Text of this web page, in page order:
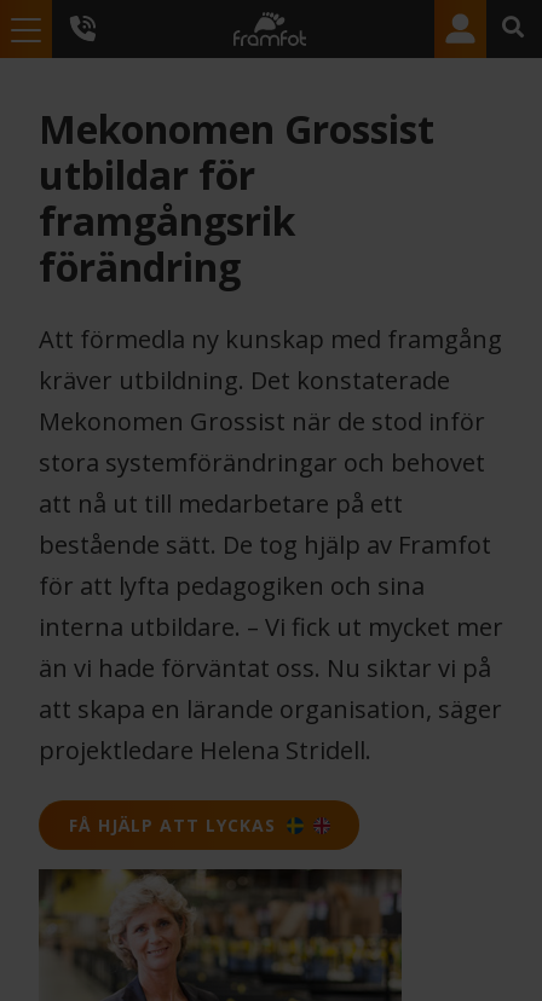
Mekonomen Grossist
utbildar för
framgångsrik
förändring
Att förmedla ny kunskap med framgång
kräver utbildning. Det konstaterade
Mekonomen Grossist när de stod inför
stora systemförändringar och behovet
att nå ut till medarbetare på ett
bestående sätt. De tog hjälp av Framfot
för att lyfta pedagogiken och sina
interna utbildare. – Vi fick ut mycket mer
än vi hade förväntat oss. Nu siktar vi på
att skapa en lärande organisation, säger
projektledare Helena Stridell.
FÅ HJÄLP ATT LYCKAS